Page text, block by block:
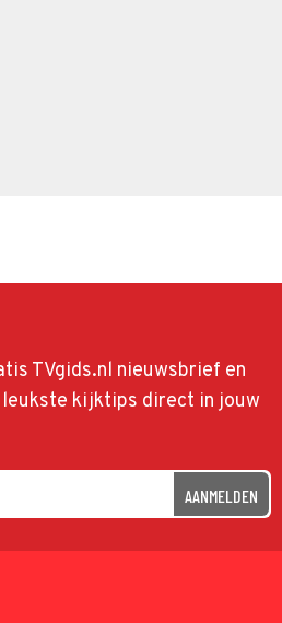
TVgids.nl nieuwsbrief en
kijktips direct in jouw
AANMELDEN